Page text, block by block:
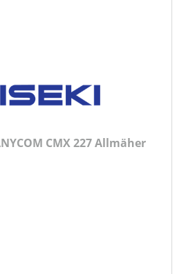
CMX 227 Allmäher